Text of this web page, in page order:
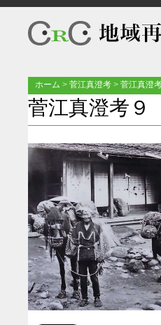
ホーム > 菅江真澄考 > 菅江真澄
菅江真澄考